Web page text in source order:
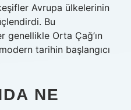
Avrupa ülkelerinin
Bu
Orta Çağ’ın
tarihin başlangıcı
NE